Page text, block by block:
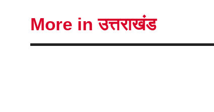
More in उत्तराखंड